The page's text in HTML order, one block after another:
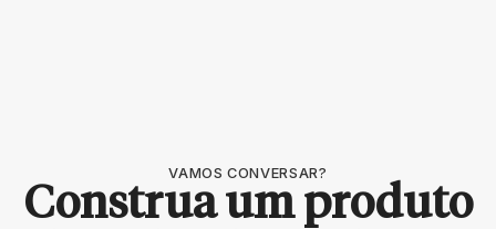
VAMOS CONVERSAR?
Construa um produto